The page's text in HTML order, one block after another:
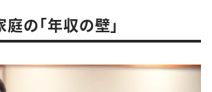
の「年収の壁」